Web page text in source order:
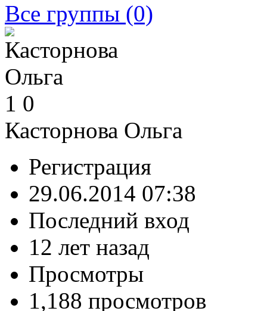
Все группы (0)
1 0
Касторнова Ольга
Регистрация
29.06.2014 07:38
Последний вход
12 лет назад
Просмотры
1,188 просмотров